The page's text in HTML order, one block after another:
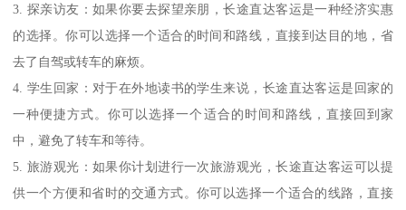
3. 探亲访友：如果你要去探望亲朋，长途直达客运是一种经济实惠
的选择。你可以选择一个适合的时间和路线，直接到达目的地，省
去了自驾或转车的麻烦。
4. 学生回家：对于在外地读书的学生来说，长途直达客运是回家的
一种便捷方式。你可以选择一个适合的时间和路线，直接回到家
中，避免了转车和等待。
5. 旅游观光：如果你计划进行一次旅游观光，长途直达客运可以提
供一个方便和省时的交通方式。你可以选择一个适合的线路，直接